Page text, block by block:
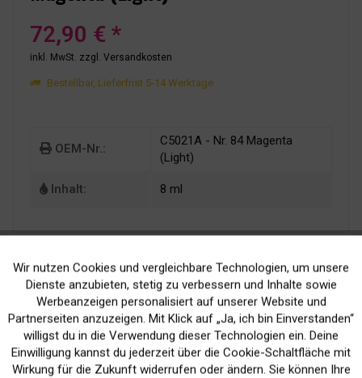
72,90 € *
inkl. MwSt. zzgl. Versandkosten
Bestellbar, Lieferfrist 5-14 Werktage
OEM-Nr.:
C5021A - Nr. 84 Magenta
(Light)
Inhalt: 8 ml
Kein Verlust der
Druckergarantie
Versand innerhalb von
24H*
Funktionale Aktiv
Marketing Inaktiv
Tracking Inaktiv
Wir nutzen Cookies und vergleichbare Technologien, um unsere
Dienste anzubieten, stetig zu verbessern und Inhalte sowie
Werbeanzeigen personalisiert auf unserer Website und
Partnerseiten anzuzeigen. Mit Klick auf „Ja, ich bin Einverstanden“
willigst du in die Verwendung dieser Technologien ein. Deine
Einwilligung kannst du jederzeit über die Cookie-Schaltfläche mit
Wirkung für die Zukunft widerrufen oder ändern. Sie können Ihre